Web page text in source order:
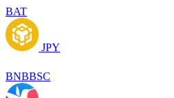
BAT
JPY
BNBBSC